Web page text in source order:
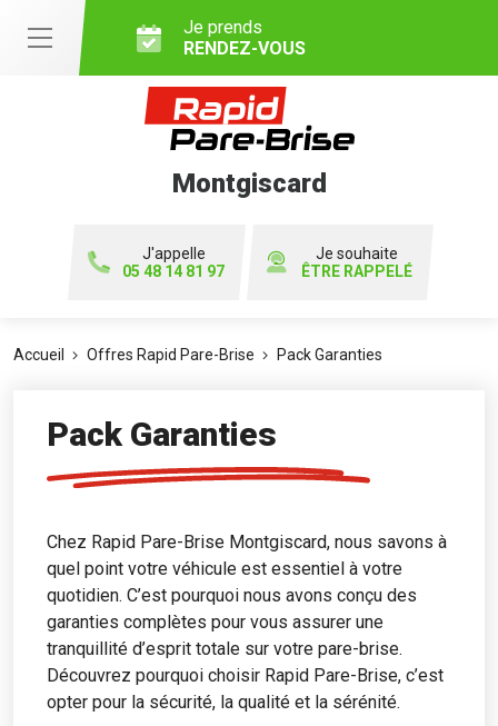
Je prends
RENDEZ-VOUS
Montgiscard
J'appelle
05 48 14 81 97
Je souhaite
ÊTRE RAPPELÉ
Accueil Offres Rapid Pare-Brise Pack Garanties
Pack Garanties
Chez Rapid Pare-Brise Montgiscard, nous savons à
quel point votre véhicule est essentiel à votre
quotidien. C’est pourquoi nous avons conçu des
garanties complètes pour vous assurer une
tranquillité d’esprit totale sur votre pare-brise.
Découvrez pourquoi choisir Rapid Pare-Brise, c’est
opter pour la sécurité, la qualité et la sérénité.